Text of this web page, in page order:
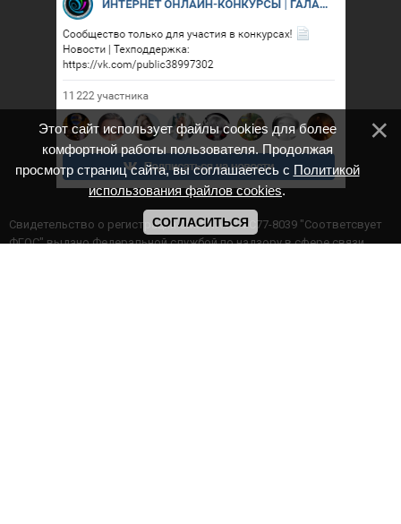
Cвидетельство о регистрации СМИ ИА № ФС77-8039 "Соответсвует
ФГОС" выдано Федеральной службой по надзору в сфере связи,
Этот сайт использует файлы cookies для более
комфортной работы пользователя. Продолжая
просмотр страниц сайта, вы соглашаетесь с Политикой
использования файлов cookies.
СОГЛАСИТЬСЯ